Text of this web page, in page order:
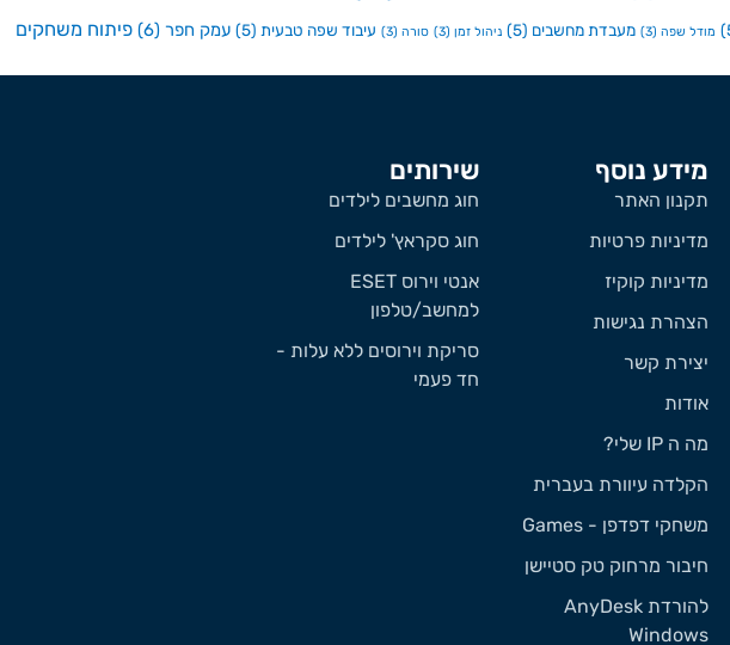
מודל שפה (3) מעבדת מחשבים (5) ניהול זמן (3) סורה (3) עיבוד שפה טבעית (5) עמק חפר (6)
פיתוח משחקים
מידע נוסף
תקנון האתר
מדיניות פרטיות
מדיניות קוקיז
הצהרת נגישות
יצירת קשר
אודות
מה ה IP שלי?
הקלדה עיוורת בעברית
משחקי דפדפן - Games
חיבור מרחוק טק סטיישן
להורדת AnyDesk
Windows
שירותים
חוג מחשבים לילדים
חוג סקראץ' לילדים
אנטי וירוס ESET
למחשב/טלפון
סריקת וירוסים ללא עלות -
חד פעמי